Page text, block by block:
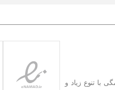
تیشرت و شلوار، همگی با تنوع زیاد و